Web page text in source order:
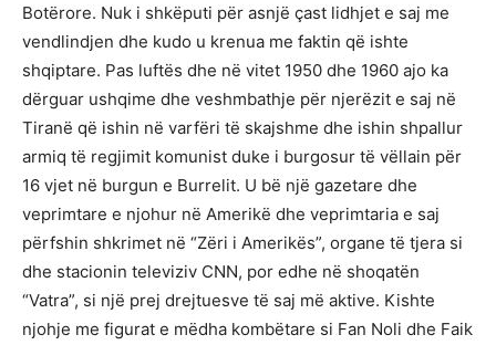
Botërore. Nuk i shkëputi për asnjë çast lidhjet e saj me
vendlindjen dhe kudo u krenua me faktin që ishte
shqiptare. Pas luftës dhe në vitet 1950 dhe 1960 ajo ka
dërguar ushqime dhe veshmbathje për njerëzit e saj në
Tiranë që ishin në varfëri të skajshme dhe ishin shpallur
armiq të regjimit komunist duke i burgosur të vëllain për
16 vjet në burgun e Burrelit. U bë një gazetare dhe
veprimtare e njohur në Amerikë dhe veprimtaria e saj
përfshin shkrimet në “Zëri i Amerikës”, organe të tjera si
dhe stacionin televiziv CNN, por edhe në shoqatën
“Vatra”, si një prej drejtuesve të saj më aktive. Kishte
njohje me figurat e mëdha kombëtare si Fan Noli dhe Faik